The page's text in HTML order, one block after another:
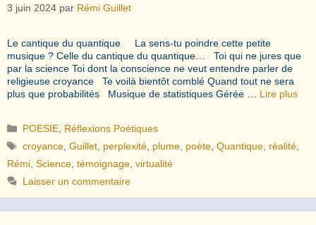
3 juin 2024 par Rémi Guillet
Le cantique du quantique La sens-tu poindre cette petite
musique ? Celle du cantique du quantique… Toi qui ne jures que
par la science Toi dont la conscience ne veut entendre parler de
religieuse croyance Te voilà bientôt comblé Quand tout ne sera
plus que probabilités Musique de statistiques Gérée … Lire plus
Catégories
POESIE Réflexions Poétiques
Étiquettes
croyance ,Guillet perplexité plume poète ,Quantique réalité
Rémi Science témoignage virtualité
Laisser un commentaire